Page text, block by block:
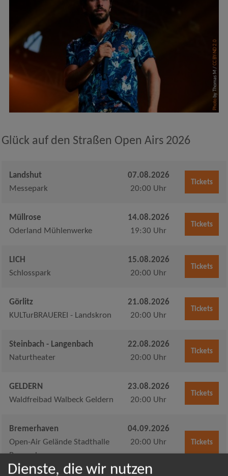
Photo
by Thomas M /
CC BY-ND 2.0
Glück auf den Straßen Open Airs 2026
Landshut
Messepark
07.08.2026
20:00 Uhr
Tickets
Müllrose
Oderland Mühlenwerke
14.08.2026
19:30 Uhr
Tickets
LICH
Schlosspark
15.08.2026
20:00 Uhr
Tickets
Görlitz
KULTurBRAUEREI - Landskron
21.08.2026
20:00 Uhr
Tickets
Steinbach - Langenbach
Naturtheater
22.08.2026
20:00 Uhr
Tickets
GELDERN
Waldfreibad Walbeck Geldern
23.08.2026
20:00 Uhr
Tickets
Bremerhaven
Open-Air Gelände Stadthalle
Bremerhaven
04.09.2026
20:00 Uhr
Tickets
Dienste, die wir nutzen